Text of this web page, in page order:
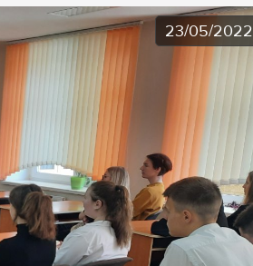
23/05/2022